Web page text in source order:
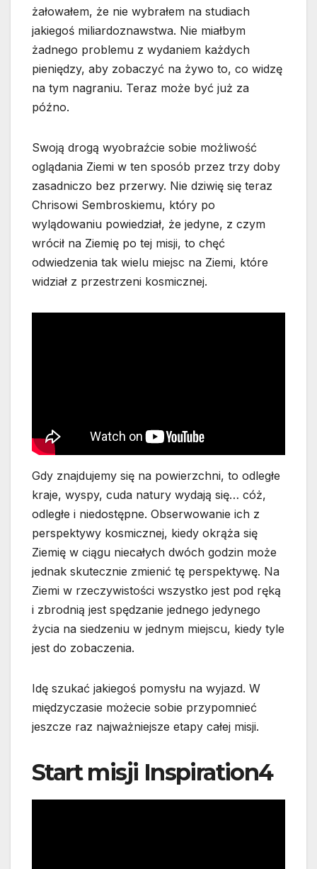
żałowałem, że nie wybrałem na studiach
jakiegoś miliardoznawstwa. Nie miałbym
żadnego problemu z wydaniem każdych
pieniędzy, aby zobaczyć na żywo to, co widzę
na tym nagraniu. Teraz może być już za
późno.
Swoją drogą wyobraźcie sobie możliwość
oglądania Ziemi w ten sposób przez trzy doby
zasadniczo bez przerwy. Nie dziwię się teraz
Chrisowi Sembroskiemu, który po
wylądowaniu powiedział, że jedyne, z czym
wrócił na Ziemię po tej misji, to chęć
odwiedzenia tak wielu miejsc na Ziemi, które
widział z przestrzeni kosmicznej.
Gdy znajdujemy się na powierzchni, to odległe
kraje, wyspy, cuda natury wydają się… cóż,
odległe i niedostępne. Obserwowanie ich z
perspektywy kosmicznej, kiedy okrąża się
Ziemię w ciągu niecałych dwóch godzin może
jednak skutecznie zmienić tę perspektywę. Na
Ziemi w rzeczywistości wszystko jest pod ręką
i zbrodnią jest spędzanie jednego jedynego
życia na siedzeniu w jednym miejscu, kiedy tyle
jest do zobaczenia.
Idę szukać jakiegoś pomysłu na wyjazd. W
międzyczasie możecie sobie przypomnieć
jeszcze raz najważniejsze etapy całej misji.
Start misji Inspiration4